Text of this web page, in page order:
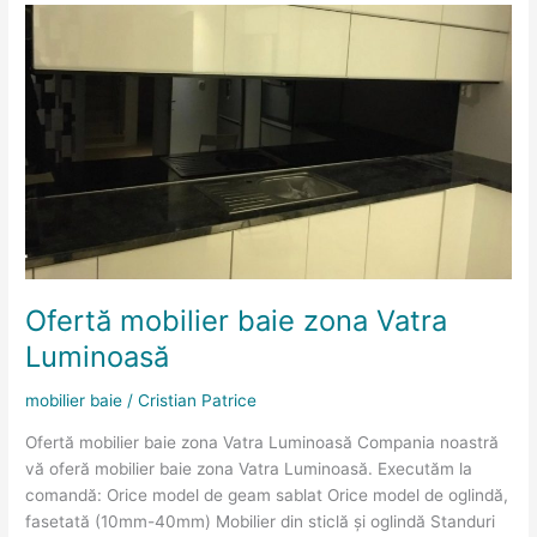
Ofertă mobilier baie zona Vatra
Luminoasă
mobilier baie /Cristian Patrice
Ofertă mobilier baie zona Vatra Luminoasă Compania noastră
vă oferă mobilier baie zona Vatra Luminoasă. Executăm la
comandă: Orice model de geam sablat Orice model de oglindă,
fasetată (10mm-40mm) Mobilier din sticlă și oglindă Standuri
Ofertă
mobilier
baie
zona
Vatra
Luminoasă